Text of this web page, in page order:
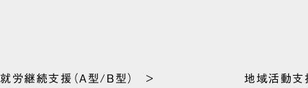
就労継続支援 （A型/B型） > 地域活動支